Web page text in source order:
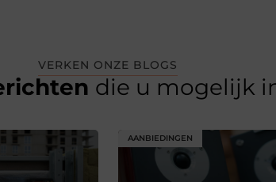
VERKEN ONZE BLOGS
die u mogelijk
AANBIEDINGEN